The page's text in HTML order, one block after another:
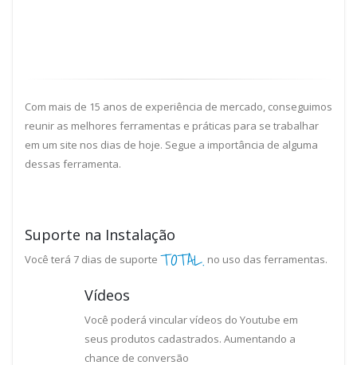
Com mais de 15 anos de experiência de mercado, conseguimos
reunir as melhores ferramentas e práticas para se trabalhar
em um site nos dias de hoje. Segue a importância de alguma
dessas ferramenta.
Suporte na Instalação
Você terá 7 dias de suporte TOTAL. no uso das ferramentas.
Vídeos
Você poderá vincular vídeos do Youtube em
seus produtos cadastrados. Aumentando a
chance de conversão